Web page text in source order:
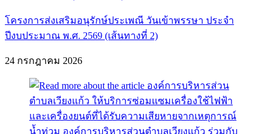
โครงการส่งเสริมอนุรักษ์ประเพณี วันเข้าพรรษา ประจำ
ปีงบประมาณ พ.ศ. 2569 (เส้นทางที่ 2)
24 กรกฎาคม 2026